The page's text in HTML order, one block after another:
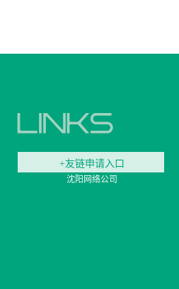
+友链申请入口
沈阳网络公司